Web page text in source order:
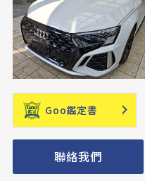
Goo鑑定書
聯絡我們